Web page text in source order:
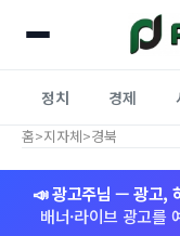
정치 경제
홈>지자체>경북
📣 광고주님 — 광고,
배너·라이브 광고를